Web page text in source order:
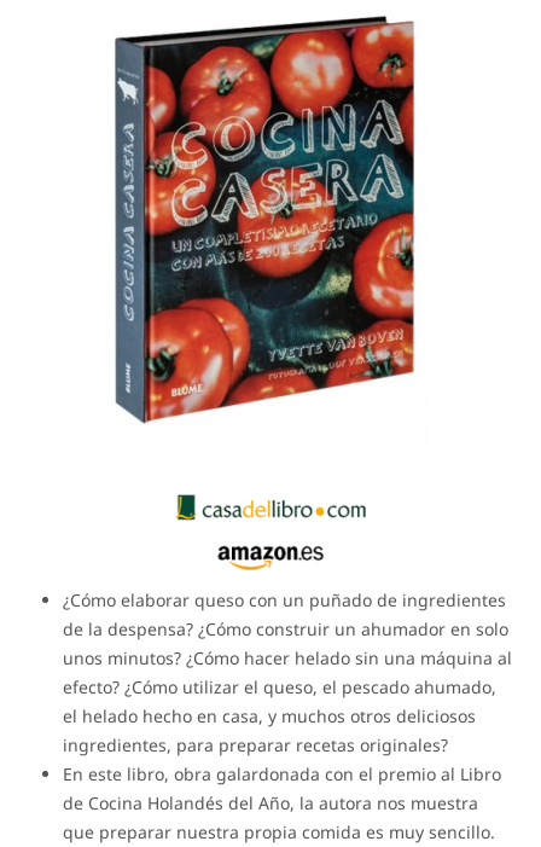
¿Cómo elaborar queso con un puñado de ingredientes
de la despensa? ¿Cómo construir un ahumador en solo
unos minutos? ¿Cómo hacer helado sin una máquina al
efecto? ¿Cómo utilizar el queso, el pescado ahumado,
el helado hecho en casa, y muchos otros deliciosos
ingredientes, para preparar recetas originales?
En este libro, obra galardonada con el premio al Libro
de Cocina Holandés del Año, la autora nos muestra
que preparar nuestra propia comida es muy sencillo.